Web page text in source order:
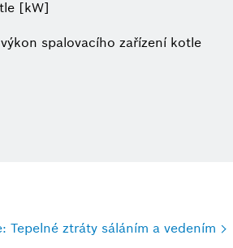
[kW]
spalovacího zařízení kotle
Tepelné ztráty sáláním a vedením